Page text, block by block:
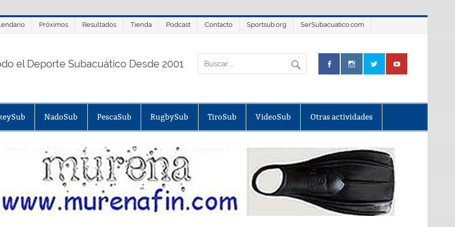
Próximos Resultados Tienda Podcast Contacto Sportsub.org SerSubacuatico.com
el Deporte Subacuático Desde 2001
NadoSub PescaSub RugbySub TiroSub VideoSub Otras actividades